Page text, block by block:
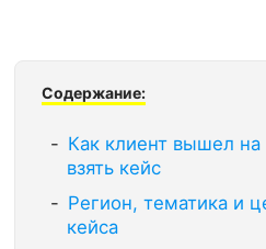
Содержание:
Как клиент вышел
взять кейс
Регион, тематика и
кейса